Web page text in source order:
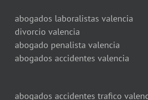
abogados laboralistas valencia
divorcio valencia
abogado penalista valencia
abogados accidentes valencia
abogados accidentes trafico